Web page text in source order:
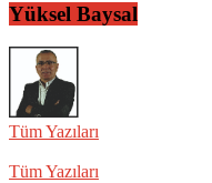
Yüksel Baysal
Tüm Yazıları
Tüm Yazıları